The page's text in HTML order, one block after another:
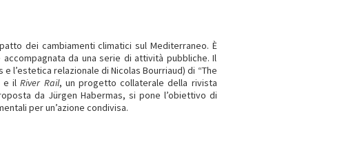
dei cambiamenti climatici sul Mediterraneo. È
da una serie di attività pubbliche. Il
l’estetica relazionale di Nicolas Bourriaud) di “The
e ilRiver Rail, un progetto collaterale della rivista
da Jürgen Habermas, si pone l’obiettivo di
per un’azione condivisa.